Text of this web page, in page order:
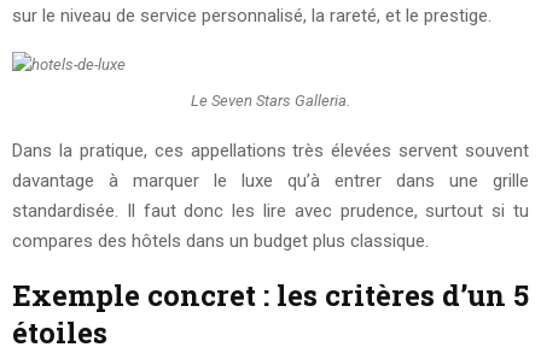
sur le niveau de service personnalisé, la rareté, et le prestige.
Le Seven Stars Galleria.
Dans la pratique, ces appellations très élevées servent souvent
davantage à marquer le luxe qu’à entrer dans une grille
standardisée. Il faut donc les lire avec prudence, surtout si tu
compares des hôtels dans un budget plus classique.
Exemple concret : les critères d’un 5
étoiles